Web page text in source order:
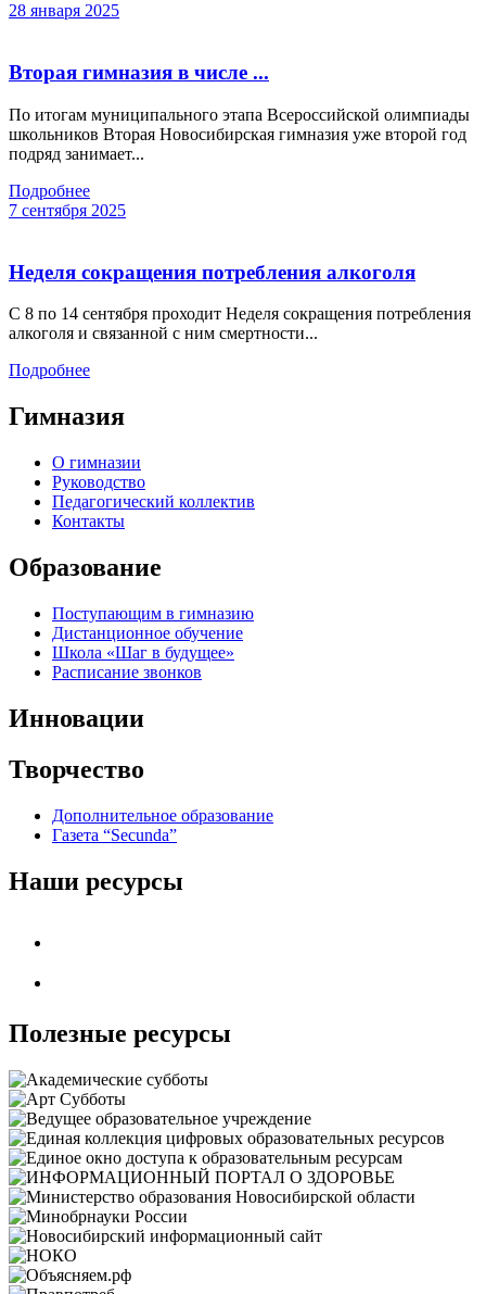
28 января 2025
Вторая гимназия в числе ...
По итогам муниципального этапа Всероссийской олимпиады
школьников Вторая Новосибирская гимназия уже второй год
подряд занимает...
Подробнее
7 сентября 2025
Неделя сокращения потребления алкоголя
С 8 по 14 сентября проходит Неделя сокращения потребления
алкоголя и связанной с ним смертности...
Подробнее
Гимназия
О гимназии
Руководство
Педагогический коллектив
Контакты
Образование
Поступающим в гимназию
Дистанционное обучение
Школа «Шаг в будущее»
Расписание звонков
Инновации
Творчество
Дополнительное образование
Газета “Secunda”
Наши ресурсы
Полезные ресурсы